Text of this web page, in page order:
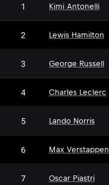
1 Kimi Antonelli
2 Lewis Hamilton
3 George Russell
4 Charles Leclerc
5 Lando Norris
6 Max Verstappen
7 Oscar Piastri